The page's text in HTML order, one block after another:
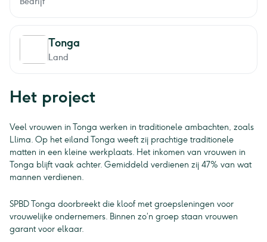
Tonga
Land
Het project
Veel vrouwen in Tonga werken in traditionele ambachten, zoals
Llima. Op het eiland Tonga weeft zij prachtige traditionele
matten in een kleine werkplaats. Het inkomen van vrouwen in
Tonga blijft vaak achter. Gemiddeld verdienen zij 47% van wat
mannen verdienen.
SPBD Tonga doorbreekt die kloof met groepsleningen voor
vrouwelijke ondernemers. Binnen zo’n groep staan vrouwen
garant voor elkaar.